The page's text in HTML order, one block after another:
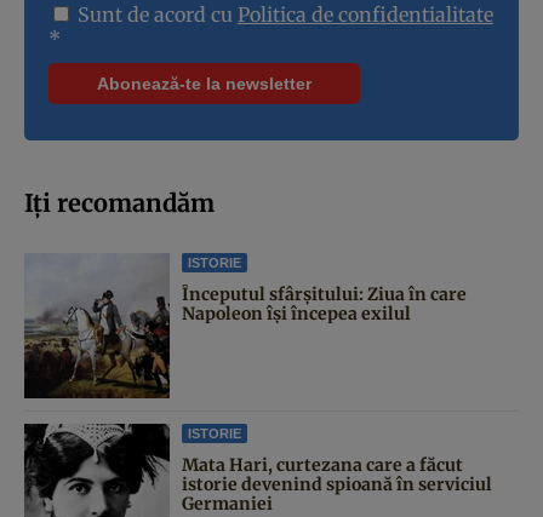
Sunt de acord cu Politica de confidentialitate
*
Iți recomandăm
ISTORIE
Începutul sfârşitului: Ziua în care
Napoleon îşi începea exilul
ISTORIE
Mata Hari, curtezana care a făcut
istorie devenind spioană în serviciul
Germaniei